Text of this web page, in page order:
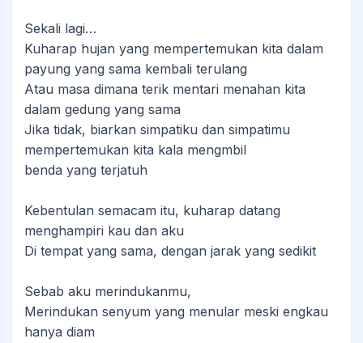
Sekali lagi…
Kuharap hujan yang mempertemukan kita dalam
payung yang sama kembali terulang
Atau masa dimana terik mentari menahan kita
dalam gedung yang sama
Jika tidak, biarkan simpatiku dan simpatimu
mempertemukan kita kala mengmbil
benda yang terjatuh
Kebentulan semacam itu, kuharap datang
menghampiri kau dan aku
Di tempat yang sama, dengan jarak yang sedikit
Sebab aku merindukanmu,
Merindukan senyum yang menular meski engkau
hanya diam